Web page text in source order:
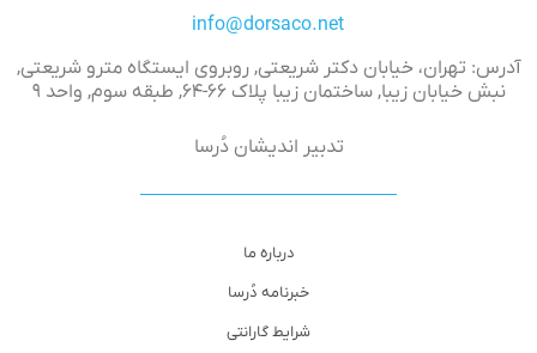
آدرس: تهران، خیابان دکتر شریعتی, روبروی ایستگاه مترو شریعتی,
نبش خیابان زیبا, ساختمان زیبا پلاک ۶۶-۶۴, طبقه سوم, واحد ۹
تدبیر اندیشان دُرسا
درباره ما
خبرنامه دُرسا
شرایط گارانتی